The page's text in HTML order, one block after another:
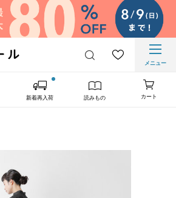
メニュー
新着再入荷 読みもの カート